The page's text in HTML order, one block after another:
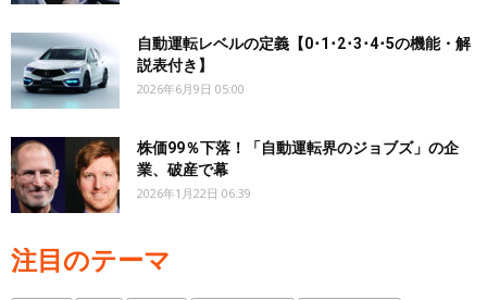
自動運転レベルの定義【0･1･2･3･4･5の機能・解
説表付き】
2026年6月9日 05:00
株価99％下落！「自動運転界のジョブズ」の企
業、破産で幕
2026年1月22日 06:39
注目のテーマ